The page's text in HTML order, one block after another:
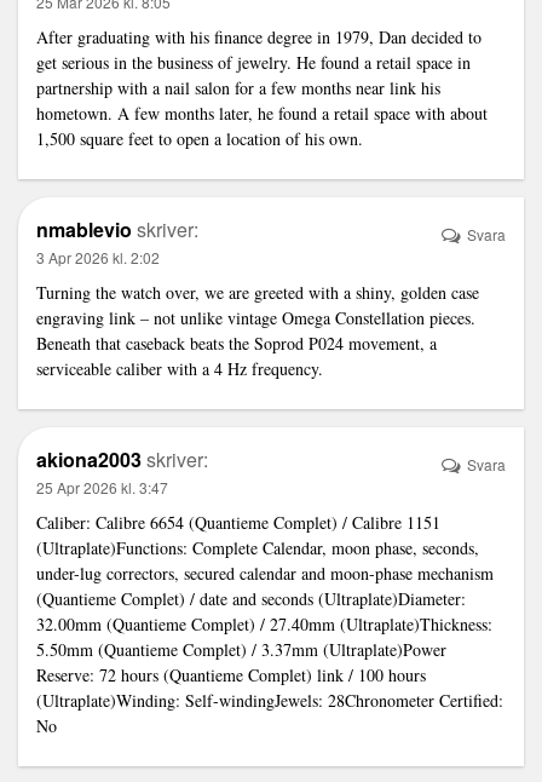
After graduating with his finance degree in 1979, Dan decided to
get serious in the business of jewelry. He found a retail space in
partnership with a nail salon for a few months near link his
hometown. A few months later, he found a retail space with about
1,500 square feet to open a location of his own.
nmablevio skriver:
3 Apr 2026 kl. 2:02
Turning the watch over, we are greeted with a shiny, golden case
engraving link – not unlike vintage Omega Constellation pieces.
Beneath that caseback beats the Soprod P024 movement, a
serviceable caliber with a 4 Hz frequency.
Svara
akiona2003skriver:
25 Apr 2026 kl. 3:47
Caliber: Calibre 6654 (Quantieme Complet) / Calibre 1151
(Ultraplate)Functions: Complete Calendar, moon phase, seconds,
under-lug correctors, secured calendar and moon-phase mechanism
(Quantieme Complet) / date and seconds (Ultraplate)Diameter:
32.00mm (Quantieme Complet) / 27.40mm (Ultraplate)Thickness:
5.50mm (Quantieme Complet) / 3.37mm (Ultraplate)Power
Reserve: 72 hours (Quantieme Complet) link / 100 hours
(Ultraplate)Winding: Self-windingJewels: 28Chronometer Certified:
No
Svara